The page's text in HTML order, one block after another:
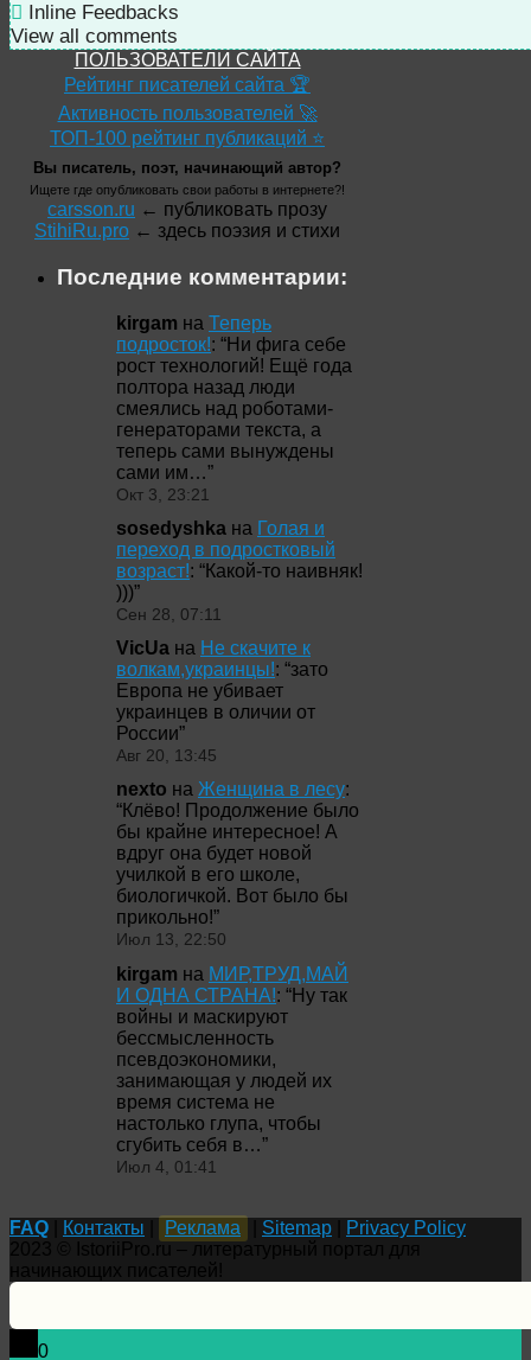
Inline Feedbacks
View all comments
ПОЛЬЗОВАТЕЛИ САЙТА
Рейтинг писателей сайта 🏆
Активность пользователей 🚀
ТОП-100 рейтинг публикаций ⭐
Вы писатель, поэт, начинающий автор?
Ищете где опубликовать свои работы в интернете?!
carsson.ru ← публиковать прозу
StihiRu.pro ← здесь поэзия и стихи
Последние комментарии:
kirgam на Теперь
подросток!: “Ни фига себе
рост технологий! Ещё года
полтора назад люди
смеялись над роботами-
генераторами текста, а
теперь сами вынуждены
сами им…”
Окт 3, 23:21
sosedyshka на Голая и
переход в подростковый
возраст!: “Какой-то наивняк!
)))”
Сен 28, 07:11
VicUa на Не скачите к
волкам,украинцы!: “зато
Европа не убивает
украинцев в оличии от
России”
Авг 20, 13:45
nexto на Женщина в лесу:
“Клёво! Продолжение было
бы крайне интересное! А
вдруг она будет новой
училкой в его школе,
биологичкой. Вот было бы
прикольно!”
Июл 13, 22:50
kirgam на МИР,ТРУД,МАЙ
И ОДНА СТРАНА!: “Ну так
войны и маскируют
бессмысленность
псевдоэкономики,
занимающая у людей их
время система не
настолько глупа, чтобы
сгубить себя в…”
Июл 4, 01:41
FAQ Контакты Реклама Sitemap
Privacy Policy
0